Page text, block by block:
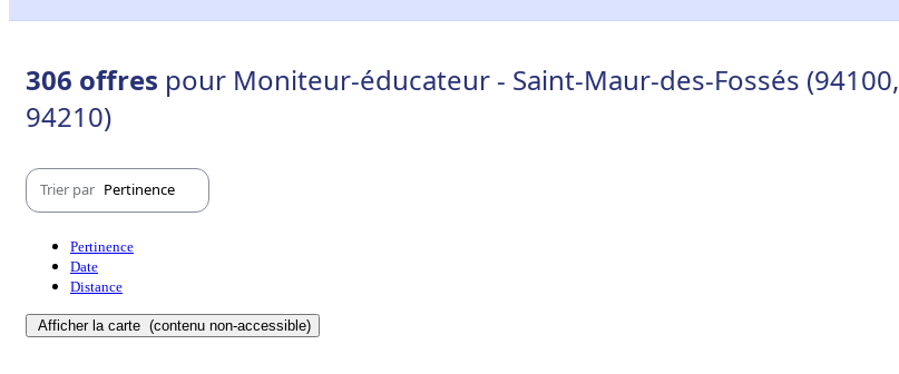
306 offres pour Moniteur-éducateur - Saint-Maur-des-Fossés (94100,
94210)
Trier par Pertinence
Pertinence
Date
Distance
Afficher la carte (contenu non-accessible)